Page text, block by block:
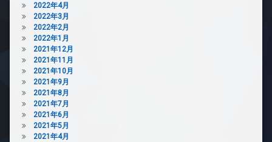
2022年4月
2022年3月
2022年2月
2022年1月
2021年12月
2021年11月
2021年10月
2021年9月
2021年8月
2021年7月
2021年6月
2021年5月
2021年4月